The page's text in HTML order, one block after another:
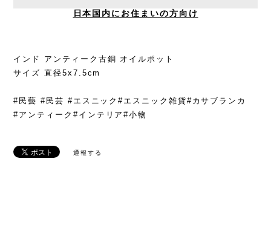
日本国内にお住まいの方向け
インド アンティーク古銅 オイルポット
サイズ 直径5x7.5cm
#民藝 #民芸 #エスニック#エスニック雑貨#カサブランカ
#アンティーク#インテリア#小物
通報する